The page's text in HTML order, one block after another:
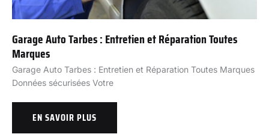
Garage Auto Tarbes : Entretien et Réparation Toutes
Marques
Garage Auto Tarbes : Entretien et Réparation Toutes Marques
Données sécurisées Votre
EN SAVOIR PLUS